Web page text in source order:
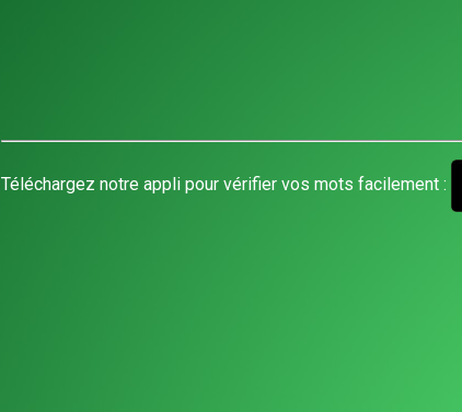
Téléchargez notre appli pour vérifier vos mots facilement :